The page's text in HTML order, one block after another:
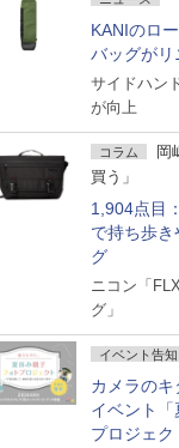
KANIのロ
バッグがリ
サイドハン
が向上
コラム
岡
買う」
1,904点目
で持ち歩き
グ
ニコン「
グ」
イベント告知
カメラの
イベント「
プロジェ